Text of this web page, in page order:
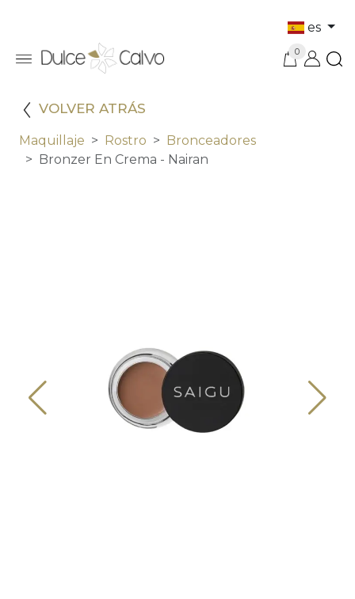
es
0
VOLVER ATRÁS
Maquillaje Rostro
Bronceadores
Bronzer En Crema - Nairan